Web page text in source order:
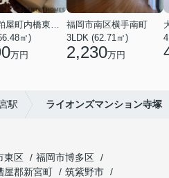
㎡)
万円
福岡市南区横手南町
3LDK (62.71㎡)
2,230万円
駅 ライオンズマンション寺塚
東区
福岡市博多区
屋郡新宮町
筑紫野市